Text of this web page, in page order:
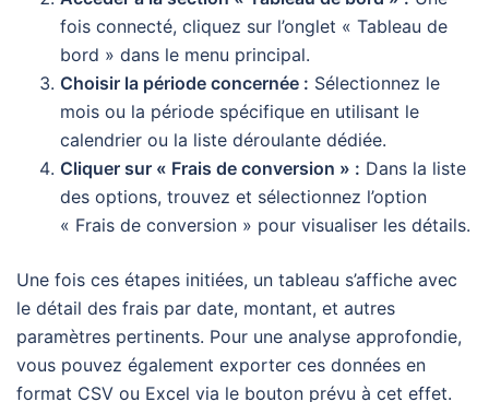
fois connecté, cliquez sur l’onglet « Tableau de
bord » dans le menu principal.
Choisir la période concernée : Sélectionnez le
mois ou la période spécifique en utilisant le
calendrier ou la liste déroulante dédiée.
Cliquer sur « Frais de conversion » : Dans la liste
des options, trouvez et sélectionnez l’option
« Frais de conversion » pour visualiser les détails.
Une fois ces étapes initiées, un tableau s’affiche avec
le détail des frais par date, montant, et autres
paramètres pertinents. Pour une analyse approfondie,
vous pouvez également exporter ces données en
format CSV ou Excel via le bouton prévu à cet effet.